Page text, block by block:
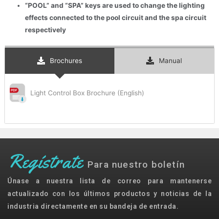
“POOL” and “SPA” keys are used to change the lighting
effects connected to the pool circuit and the spa circuit
respectively
Brochures Manual
Light Control Box Brochure (English)
Regístrate Para nuestro boletín
Únase a nuestra lista de correo para mantenerse
actualizado con los últimos productos y noticias de la
industria directamente en su bandeja de entrada.